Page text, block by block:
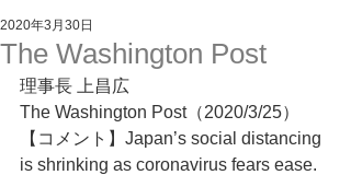
The Washington Post
2020年3月30日
理事長 上昌広
The Washington Post（2020/3/25）
【コメント】Japan’s social distancing
is shrinking as coronavirus fears ease.